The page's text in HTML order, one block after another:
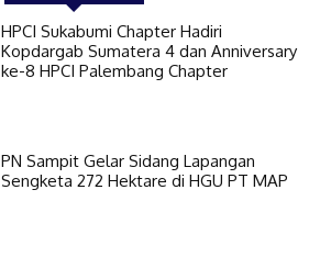
HPCI Sukabumi Chapter Hadiri
Kopdargab Sumatera 4 dan Anniversary
ke-8 HPCI Palembang Chapter
PN Sampit Gelar Sidang Lapangan
Sengketa 272 Hektare di HGU PT MAP